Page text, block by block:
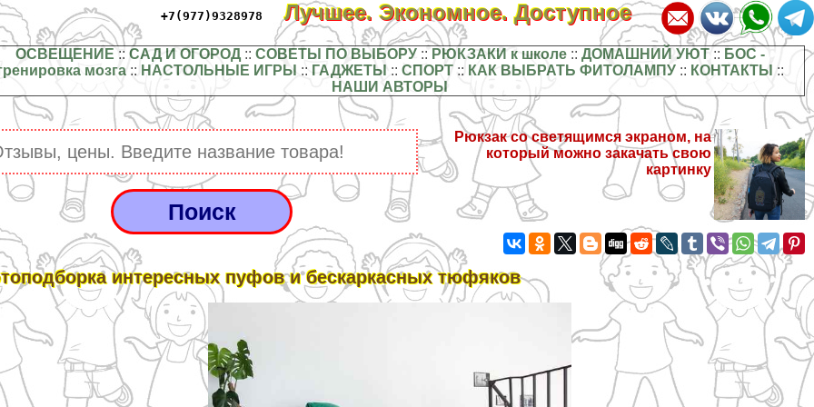
+7(977)9328978 Лучшее. Экономное. Доступное
ОСВЕЩЕНИЕ :: САД И ОГОРОД:: СОВЕТЫ ПО ВЫБОРУ:: РЮКЗАКИ к школе:: ДОМАШНИЙ УЮТ:: БОС -
мозга :: НАСТОЛЬНЫЕ ИГРЫ :: ГАДЖЕТЫ ::СПОРТ :: КАК ВЫБРАТЬ ФИТОЛАМПУ :: КОНТАКТЫ ::
НАШИ АВТОРЫ
Рюкзак со светящимся экраном, на
который можно закачать свою
картинку
интересных пуфов и бескаркасных тюфяков